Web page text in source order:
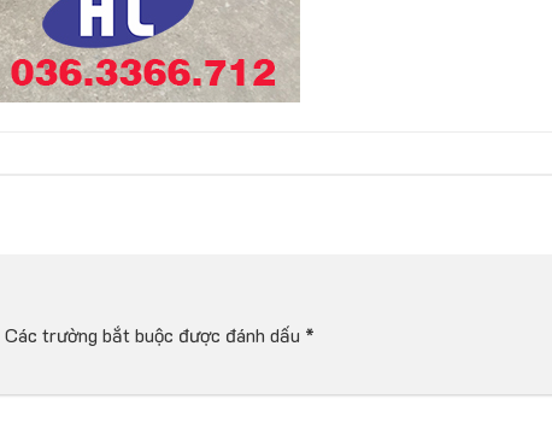
Các trường bắt buộc được đánh dấu *